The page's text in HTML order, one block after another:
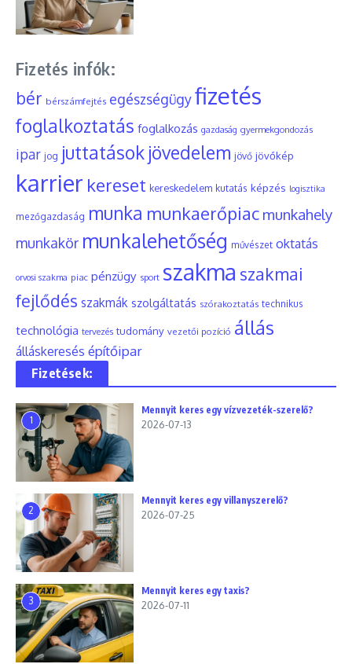
Fizetés infók:
bér bérszámfejtés egészségügyfizetés
foglalkoztatás foglalkozás gazdaság gyermekgondozás
ipar jog juttatások jövedelem jövő jövőkép
karrier kereset kereskedelem kutatás képzés logisztika
mezőgazdaság munka munkaerőpiac munkahely
munkakör munkalehetőség művészet oktatás
orvosi szakma piac pénzügy sport szakma szakmai
fejlődés szakmák szolgáltatás szórakoztatás technikus
technológia tervezés tudomány vezetői pozíció állás
álláskeresés építőipar
Fizetések:
1
Mennyit keres egy vízvezeték-szerelő?
2026-07-13
2
Mennyit keres egy villanyszerelő?
2026-07-25
3
Mennyit keres egy taxis?
2026-07-11